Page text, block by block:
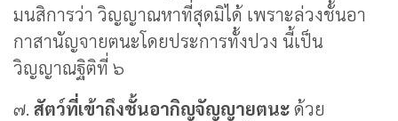
มนสิการว่า วิญญาณหาที่สุดมิได้ เพราะล่วงชั้นอา
กาสานัญจายตนะโดยประการทั้งปวง นี้เป็น
วิญญาณฐิติที่ ๖
๗. สัตว์ที่เข้าถึงชั้นอากิญจัญญายตนะด้วย